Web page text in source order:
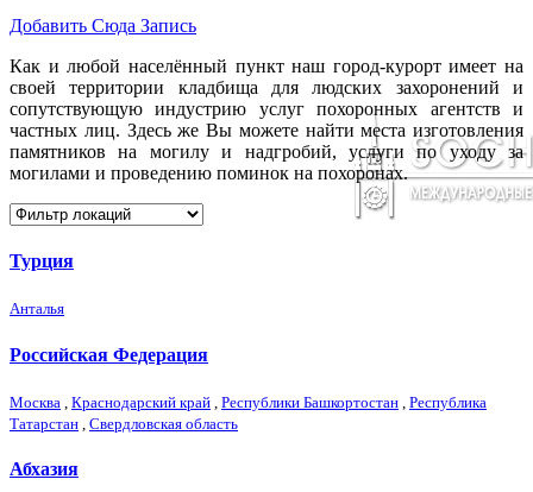
Добавить Сюда Запись
Как и любой населённый пункт наш город-курорт имеет на
своей территории кладбища для людских захоронений и
сопутствующую индустрию услуг похоронных агентств и
частных лиц. Здесь же Вы можете найти места изготовления
памятников на могилу и надгробий, услуги по уходу за
могилами и проведению поминок на похоронах.
Турция
Анталья
Российская Федерация
Москва Краснодарский край Республики Башкортостан Республика
Татарстан Свердловская область
Абхазия